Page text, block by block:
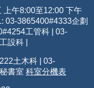
上午8:00至12:00 下午
03-3865400#4333企劃
工管科 | 03-
設科 |
土木科 | 03-
書室 科室分機表